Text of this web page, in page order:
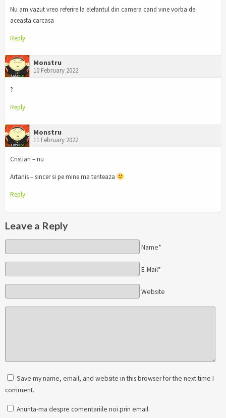
Nu am vazut vreo referire la elefantul din camera cand vine vorba de
aceasta carcasa
Reply
Monstru
10 February 2022
?
Reply
Monstru
11 February 2022
Cristian – nu
Artanis – sincer si pe mine ma tenteaza
Reply
Leave a Reply
Name*
E-Mail*
Website
Save my name, email, and website in this browser for the next time I
comment.
Anunta-ma despre comentariile noi prin email.